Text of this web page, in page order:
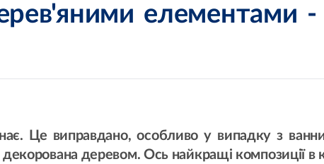
елементами -
Це виправдано, особливо у випадку з
деревом. Ось найкращі композиції в